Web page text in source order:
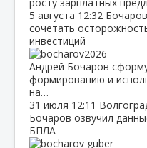
5 августа 12:32
сочетать
инвестиций
Андрей Бочаров
формированию и
на…
31 июля 12:11
Бочаров озвучил
БПЛА